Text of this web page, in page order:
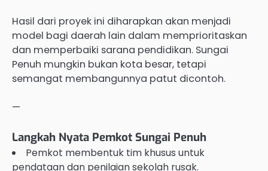
Hasil dari proyek ini diharapkan akan menjadi
model bagi daerah lain dalam memprioritaskan
dan memperbaiki sarana pendidikan. Sungai
Penuh mungkin bukan kota besar, tetapi
semangat membangunnya patut dicontoh.
—
Langkah Nyata Pemkot Sungai Penuh
Pemkot membentuk tim khusus untuk
pendataan dan penilaian sekolah rusak.